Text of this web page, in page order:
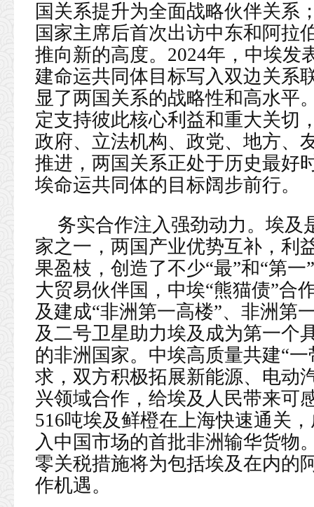
国关系提升为全面战略伙伴关系
国家主席后首次出访中东和阿拉
推向新的高度。2024年，中埃发
建命运共同体目标写入双边关系
显了两国关系的战略性和高水平
定支持彼此核心利益和重大关切
政府、立法机构、政党、地方、
推进，两国关系正处于历史最好
埃命运共同体的目标阔步前行。
务实合作注入强劲动力。埃及
家之一，两国产业优势互补，利
果盈枝，创造了不少“最”和“第
大贸易伙伴国，中埃“熊猫债”合
及建成“非洲第一高楼”、非洲第
及二号卫星助力埃及成为第一个
的非洲国家。中埃高质量共建“
求，双方积极拓展新能源、电动
兴领域合作，给埃及人民带来可
516吨埃及鲜橙在上海快速通关
入中国市场的首批非洲输华货物
零关税措施将为包括埃及在内的
作机遇。